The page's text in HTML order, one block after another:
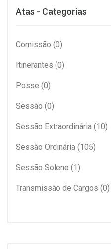
Atas - Categorias
Comissão (0)
Itinerantes (0)
Posse (0)
Sessão (0)
Sessão Extraordinária (10)
Sessão Ordinária (105)
Sessão Solene (1)
Transmissão de Cargos (0)